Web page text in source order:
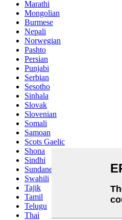
Marathi
Mongolian
Burmese
Nepali
Norwegian
Pashto
Persian
Punjabi
Serbian
Sesotho
Sinhala
Slovak
Slovenian
Somali
Samoan
Scots Gaelic
Shona
Sindhi
Sundanese
Swahili
Tajik
Tamil
Telugu
Thai